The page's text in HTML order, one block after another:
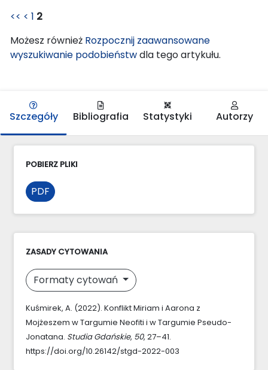
<< < 1 2
Możesz również Rozpocznij zaawansowane
wyszukiwanie podobieństwdla tego artykułu.
Szczegóły Bibliografia Statystyki Autorzy
POBIERZ PLIKI
PDF
ZASADY CYTOWANIA
Formaty cytowań
Kuśmirek, A. (2022). Konflikt Miriam i Aarona z
Mojżeszem w Targumie Neofiti i w Targumie Pseudo-
Jonatana. Studia Gdańskie, 50, 27–41.
https://doi.org/10.26142/stgd-2022-003